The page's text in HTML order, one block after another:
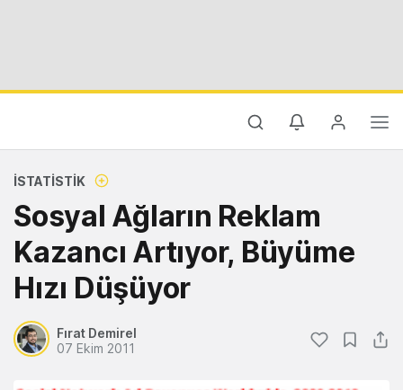
İSTATISTIK
Sosyal Ağların Reklam
Kazancı Artıyor, Büyüme
Hızı Düşüyor
Fırat Demirel
07 Ekim 2011